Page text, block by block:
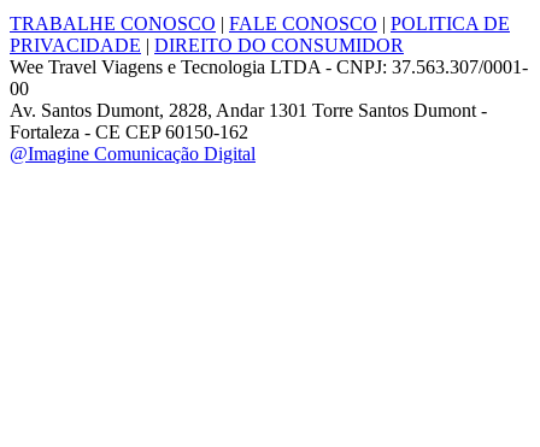
TRABALHE CONOSCO | FALE CONOSCO | POLITICA DE
PRIVACIDADE | DIREITO DO CONSUMIDOR
Wee Travel Viagens e Tecnologia LTDA - CNPJ: 37.563.307/0001-
00
Av. Santos Dumont, 2828, Andar 1301 Torre Santos Dumont -
Fortaleza - CE CEP 60150-162
@Imagine Comunicação Digital